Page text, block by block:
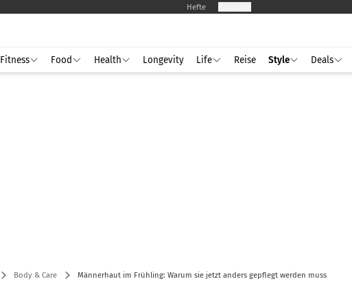
Hefte
Fitness Food Health Longevity Life Reise Style Deals
Body & Care Männerhaut im Frühling: Warum sie jetzt anders gepflegt werden muss